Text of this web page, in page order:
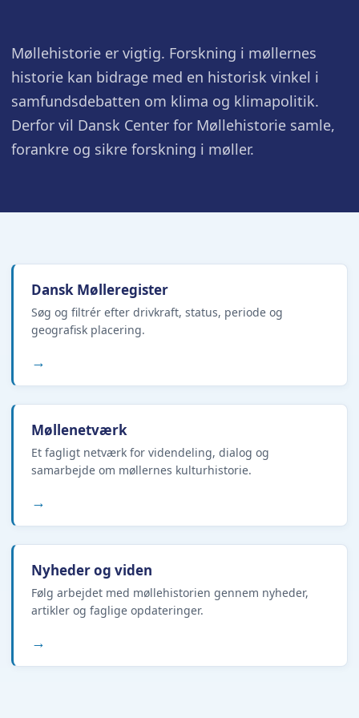
Møllehistorie er vigtig. Forskning i møllernes
historie kan bidrage med en historisk vinkel i
samfundsdebatten om klima og klimapolitik.
Derfor vil Dansk Center for Møllehistorie samle,
forankre og sikre forskning i møller.
Dansk Mølleregister
Søg og filtrér efter drivkraft, status, periode og
geografisk placering.
→
Møllenetværk
Et fagligt netværk for videndeling, dialog og
samarbejde om møllernes kulturhistorie.
→
Nyheder og viden
Følg arbejdet med møllehistorien gennem nyheder,
artikler og faglige opdateringer.
→